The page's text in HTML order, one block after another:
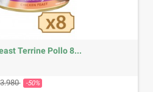
Terrine Pollo 8...
base
-50% Precio